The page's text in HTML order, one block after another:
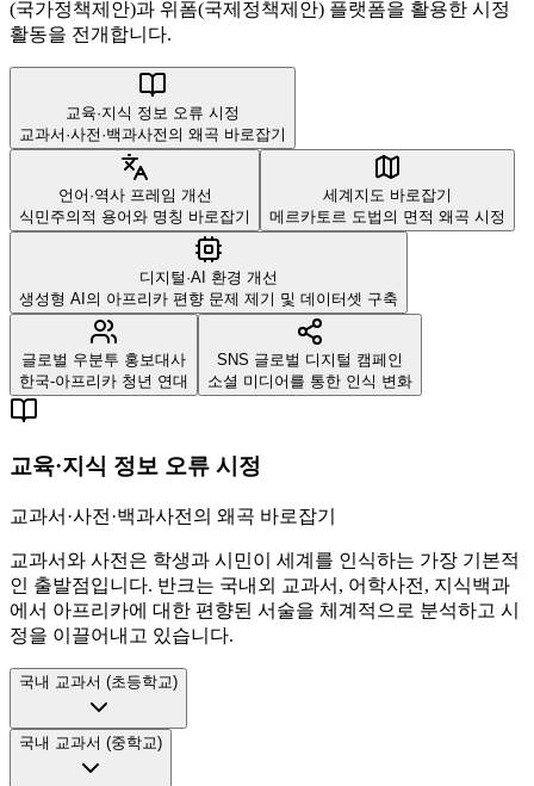
(국가정책제안)과 위폼(국제정책제안) 플랫폼을 활용한 시정
활동을 전개합니다.
교육·지식 정보 오류 시정
교과서·사전·백과사전의 왜곡 바로잡기
언어·역사 프레임 개선
식민주의적 용어와 명칭 바로잡기
세계지도 바로잡기
메르카토르 도법의 면적 왜곡 시정
디지털·AI 환경 개선
생성형 AI의 아프리카 편향 문제 제기 및 데이터셋 구축
글로벌 우분투 홍보대사
한국-아프리카 청년 연대
SNS 글로벌 디지털 캠페인
소셜 미디어를 통한 인식 변화
교육·지식 정보 오류 시정
교과서·사전·백과사전의 왜곡 바로잡기
교과서와 사전은 학생과 시민이 세계를 인식하는 가장 기본적
인 출발점입니다. 반크는 국내외 교과서, 어학사전, 지식백과
에서 아프리카에 대한 편향된 서술을 체계적으로 분석하고 시
정을 이끌어내고 있습니다.
국내 교과서 (초등학교)
국내 교과서 (중학교)